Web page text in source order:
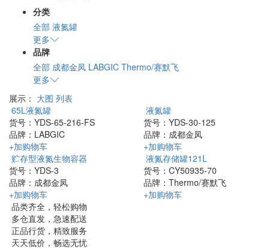
分类
全部 液氮罐
更多
品牌
全部 成都金凤 LABGIC Thermo/赛默飞
更多
展示： 大图 列表
65L液氮罐
货号： YDS-65-216-FS
品牌： LABGIC
+加购物车
液氮罐
货号： YDS-30-125
品牌： 成都金凤
+加购物车
贮存型液氮生物容器
货号： YDS-3
品牌： 成都金凤
+加购物车
液氮存储罐121L
货号： CY50935-70
品牌： Thermo/赛默飞
+加购物车
品类齐全，轻松购物
多仓直发，急速配送
正品行货，精致服务
天天低价，畅选无忧